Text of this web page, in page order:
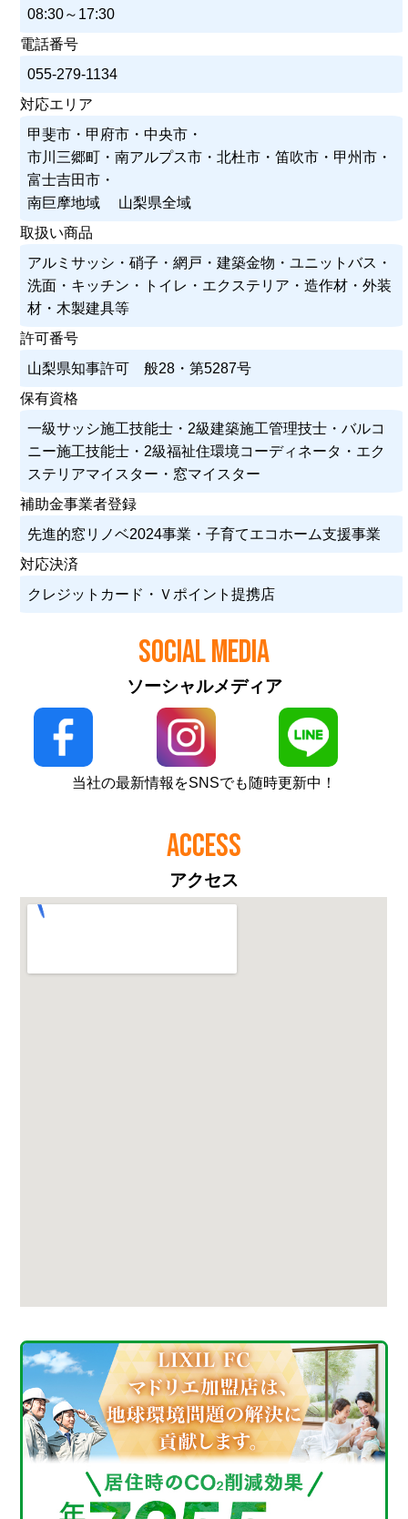
08:30～17:30
電話番号
055-279-1134
対応エリア
甲斐市・甲府市・中央市・
市川三郷町・南アルプス市・北杜市・笛吹市・甲州市・
富士吉田市・
南巨摩地域 山梨県全域
取扱い商品
アルミサッシ・硝子・網戸・建築金物・ユニットバス・
洗面・キッチン・トイレ・エクステリア・造作材・外装
材・木製建具等
許可番号
山梨県知事許可 般28・第5287号
保有資格
一級サッシ施工技能士・2級建築施工管理技士・バルコ
ニー施工技能士・2級福祉住環境コーディネータ・エク
ステリアマイスター・窓マイスター
補助金事業者登録
先進的窓リノベ2024事業・子育てエコホーム支援事業
対応決済
クレジットカード・Ｖポイント提携店
SOCIAL MEDIA
ソーシャルメディア
当社の最新情報をSNSでも随時更新中！
ACCESS
アクセス